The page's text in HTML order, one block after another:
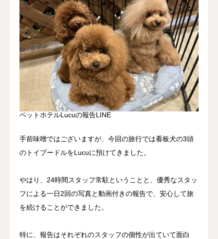
ペットホテルLucuの報告LINE
手前味噌ではございますが、今回の旅行では看板犬の3頭
のトイプードルをLucuに預けてきました。
やはり、24時間スタッフ常駐ということと、優秀なスタッ
フによる一日2回の写真と動画付きの報告で、安心して旅
を続けることができました。
特に、報告はそれぞれのスタッフの個性が出ていて面白